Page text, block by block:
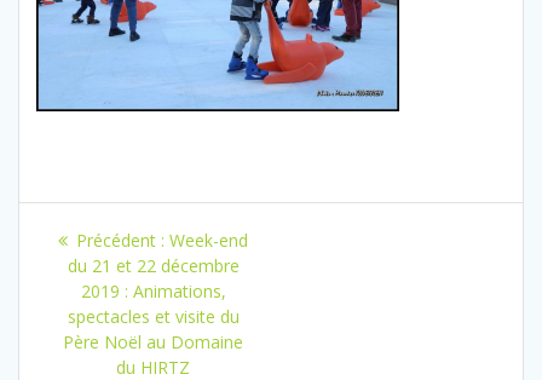
Navigation
l’article
Précédent : Article
précédent
:
Week-end
du 21 et 22 décembre
2019 : Animations,
spectacles et visite du
Père Noël au Domaine
du HIRTZ